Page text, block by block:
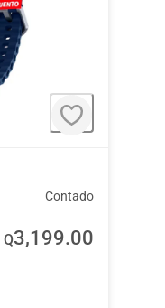
Contado
Q3,199.00